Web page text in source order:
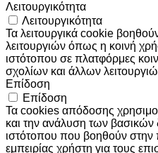
Λειτουργικότητα
Λειτουργικότητα
Τα λειτουργικά cookie
λειτουργιών όπως η κοινή
ιστότοπου σε πλατφόρμες
σχολίων και άλλων
Επίδοση
Επίδοση
Τα cookies απόδοσης
και την ανάλυση των
ιστότοπου που βοηθούν στην
εμπειρίας χρήστη για τους